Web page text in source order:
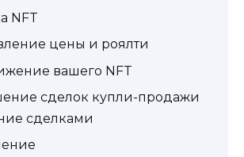
NFT
цены и роялти
вашего NFT
сделок купли-продажи
сделками